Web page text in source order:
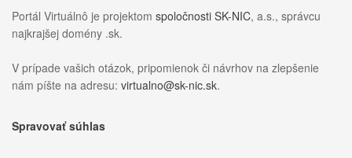
Portál Virtuálnô je projektom spoločnosti SK-NIC, a.s., správcu
najkrajšej domény .sk.
V prípade vašich otázok, pripomienok či návrhov na zlepšenie
nám píšte na adresu: virtualno@sk-nic.sk.
Spravovať súhlas